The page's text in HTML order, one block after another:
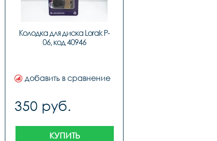
Колодка для диска Lorak P-
06, код 40946
добавить в сравнение
350 руб.
КУПИТЬ